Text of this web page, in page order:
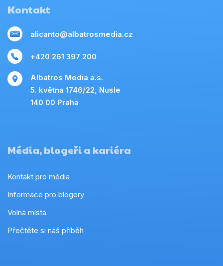
Kontakt
alicanto@albatrosmedia.cz
+420 261 397 200
Albatros Media a.s.
5. května 1746/22, Nusle
140 00 Praha
Média, blogeři a kariéra
Kontakt pro média
Informace pro blogery
Volná místa
Přečtěte si náš příběh